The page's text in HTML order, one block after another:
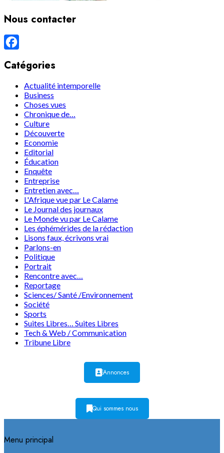
Nous contacter
Catégories
Actualité intemporelle
Business
Choses vues
Chronique de…
Culture
Découverte
Economie
Editorial
Éducation
Enquête
Entreprise
Entretien avec…
L'Afrique vue par Le Calame
Le Journal des journaux
Le Monde vu par Le Calame
Les éphémérides de la rédaction
Lisons faux, écrivons vrai
Parlons-en
Politique
Portrait
Rencontre avec…
Reportage
Sciences/ Santé /Environnement
Société
Sports
Suites Libres… Suites Libres
Tech & Web / Communication
Tribune Libre
Annonces
Qui sommes nous
Menu principal